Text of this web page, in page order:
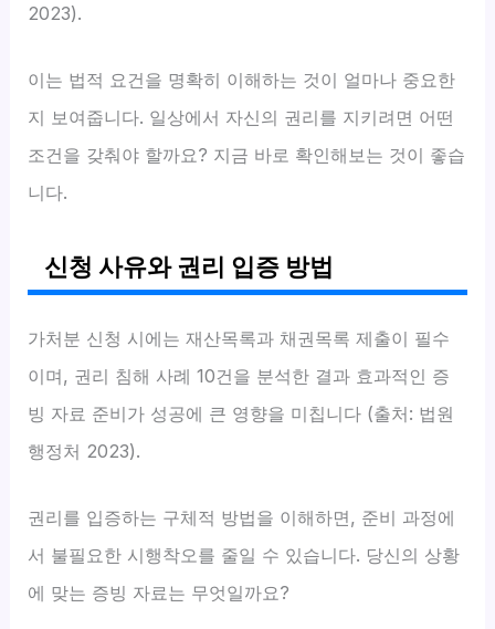
2023).
이는 법적 요건을 명확히 이해하는 것이 얼마나 중요한
지 보여줍니다. 일상에서 자신의 권리를 지키려면 어떤
조건을 갖춰야 할까요? 지금 바로 확인해보는 것이 좋습
니다.
신청 사유와 권리 입증 방법
가처분 신청 시에는 재산목록과 채권목록 제출이 필수
이며, 권리 침해 사례 10건을 분석한 결과 효과적인 증
빙 자료 준비가 성공에 큰 영향을 미칩니다 (출처: 법원
행정처 2023).
권리를 입증하는 구체적 방법을 이해하면, 준비 과정에
서 불필요한 시행착오를 줄일 수 있습니다. 당신의 상황
에 맞는 증빙 자료는 무엇일까요?